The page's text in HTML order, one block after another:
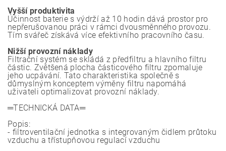
Vyšší produktivita
Účinnost baterie s výdrží až 10 hodin dává prostor pro
nepřerušovanou práci v rámci dvousměnného provozu.
Tím svářeč získává více efektivního pracovního času.
Nižší provozní náklady
Filtrační systém se skládá z předfiltru a hlavního filtru
částic. Zvětšená plocha částicového filtru zpomaluje
jeho ucpávání. Tato charakteristika společně s
důmyslným konceptem výměny filtru napomáhá
uživateli optimalizovat provozní náklady.
═TECHNICKÁ DATA═
Popis:
- filtroventilační jednotka s integrovaným čidlem průtoku
vzduchu a třístupňovou regulací vzduchu